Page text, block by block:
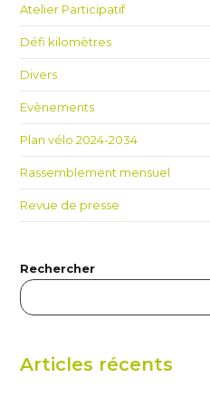
Atelier Participatif
Défi kilomètres
Divers
Evènements
Plan vélo 2024-2034
Rassemblement mensuel
Revue de presse
Rechercher
Articles récents